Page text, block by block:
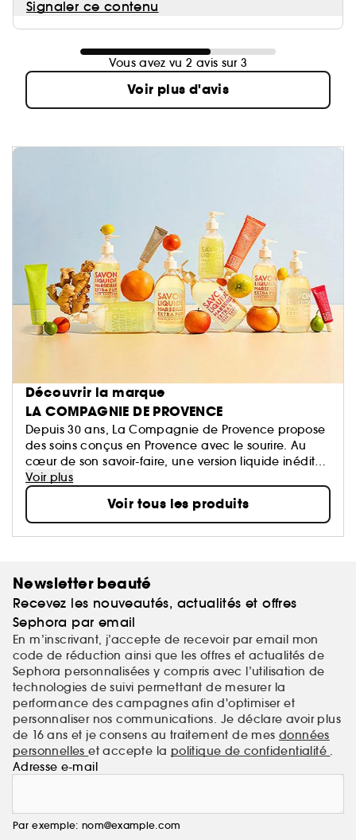
Signaler ce contenu
Vous avez vu 2 avis sur 3
Voir plus d'avis
Découvrir la marque
LA COMPAGNIE DE PROVENCE
Depuis 30 ans, La Compagnie de Provence propose
des soins conçus en Provence avec le sourire. Au
cœur de son savoir-faire, une version liquide inédite
du traditionnel savon de Marseille et des soins
enrichis en huiles végétales de qualité sourcées
principalement auprès de partenaires locaux en
Provence. La Compagnie de Provence, c'est plus
qu’une marque de cosmétiques, c’est un lifestyle
Voir plus
Voir tous les produits
Newsletter beauté
Recevez les nouveautés, actualités et offres
Sephora par email
En m’inscrivant, j’accepte de recevoir par email mon
code de réduction ainsi que les offres et actualités de
Sephora personnalisées y compris avec l’utilisation de
technologies de suivi permettant de mesurer la
performance des campagnes afin d'optimiser et
personnaliser nos communications. Je déclare avoir plus
de 16 ans et je consens au traitement de mes données
personnelleset accepte la politique de confidentialité .
Adresse e-mail
Par exemple: nom@example.com